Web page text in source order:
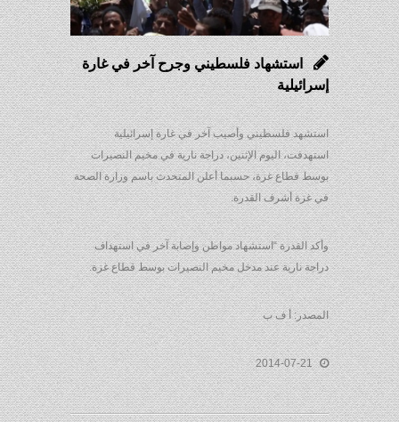
استشهاد فلسطيني وجرح آخر في غارة
إسرائيلية
استشهد فلسطيني وأصيب آخر في غارة إسرائيلية
استهدفت، اليوم الإثنين، دراجة نارية في مخيم النصيرات
بوسط قطاع غزة، حسبما أعلن المتحدث باسم وزارة الصحة
في غزة أشرف القدرة.
وأكد القدرة “استشهاد مواطن وإصابة آخر في استهداف
دراجة نارية عند مدخل مخيم النصيرات بوسط قطاع غزة.
المصدر: أ ف ب
2014-07-21